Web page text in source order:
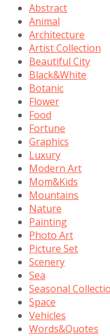
Abstract
Animal
Architecture
Artist Collection
Beautiful City
Black&White
Botanic
Flower
Food
Fortune
Graphics
Luxury
Modern Art
Mom&Kids
Mountains
Nature
Painting
Photo Art
Picture Set
Scenery
Sea
Seasonal
Space
Vehicles
Words&Quotes